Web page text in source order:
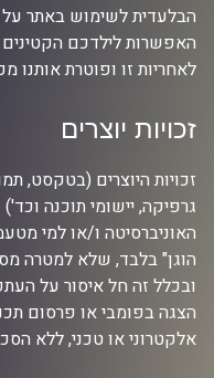
הבלעדית לשימוש באתר על
האפשרות לילדכם
לאחריות זו ופוטרת אותנו
זכויות יוצרים
זכויות היוצרים (בטקסט,
גרפיקה, יישומי תוכנה
האוניברסיטה ו/או למי
הוגן" בלבד, שלא למטרה
ובכלל זה חל איסור על
הצגה בפומבי או פרסום
אלקטרוני או טכני, ללא